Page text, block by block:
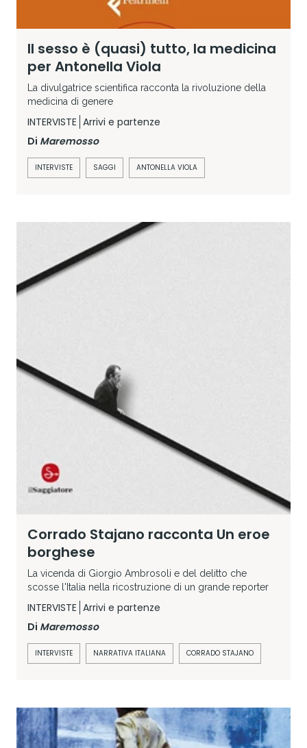
Il sesso è (quasi) tutto, la medicina
per Antonella Viola
La divulgatrice scientifica racconta la rivoluzione della
medicina di genere
INTERVISTE Arrivi e partenze
Di Maremosso
INTERVISTE SAGGI ANTONELLA VIOLA
Corrado Stajano racconta Un eroe
borghese
La vicenda di Giorgio Ambrosoli e del delitto che
scosse l'Italia nella ricostruzione di un grande reporter
INTERVISTE Arrivi e partenze
Di Maremosso
INTERVISTE NARRATIVA ITALIANA CORRADO STAJANO